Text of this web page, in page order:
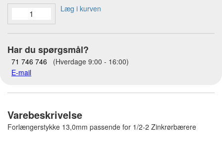
Læg i kurven
Har du spørgsmål?
71 746 746 (Hverdage 9:00 - 16:00)
E-mail
Varebeskrivelse
Forlængerstykke 13,0mm passende for 1/2-2 Zinkrørbærere